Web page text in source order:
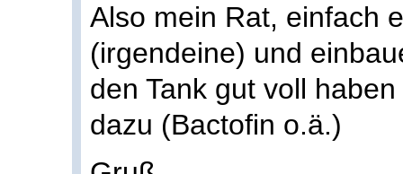
Also mein Rat, einfach
(irgendeine) und
den Tank gut voll
dazu (Bactofin o.ä.)